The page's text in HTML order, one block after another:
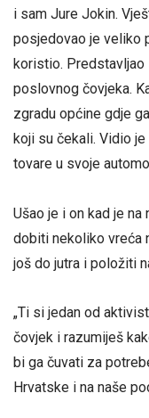
i sam Jure Jokin.
posjedovao je veliko
koristio.
poslovnog čovjeka.
zgradu općine gdje
koji su čekali. Vidio
tovare u svoje
Ušao je i on kad je na
dobiti nekoliko vreća
još do jutra i položiti
„Ti si jedan od
čovjek i razumiješ
bi ga čuvati za
Hrvatske i na naše